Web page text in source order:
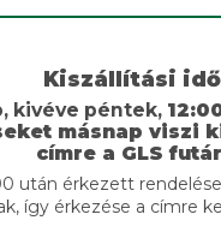
Kiszállítási idő
, kivéve péntek,
másnap viszi
címre a GLS
után érkezett
így érkezése a címre